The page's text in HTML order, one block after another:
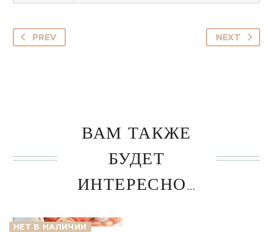
PREV NEXT
ВАМ ТАКЖЕ
БУДЕТ
ИНТЕРЕСНО…
НЕТ В НАЛИЧИИ